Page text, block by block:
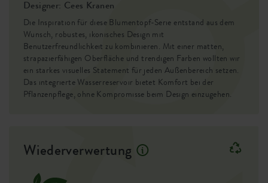
Designer: Cees Kranen
Die Inspiration für diese Blumentopf-Serie entstand aus dem
Wunsch, robustes, ikonisches Design mit
Benutzerfreundlichkeit zu kombinieren. Mit einer matten,
strapazierfähigen Oberfläche und trendigen Farben wollten wir
ein starkes visuelles Statement für jeden Außenbereich setzen.
Das integrierte Wasserreservoir bietet Komfort bei der
Pflanzenpflege, ohne Kompromisse beim Design einzugehen.
Wiederverwertung